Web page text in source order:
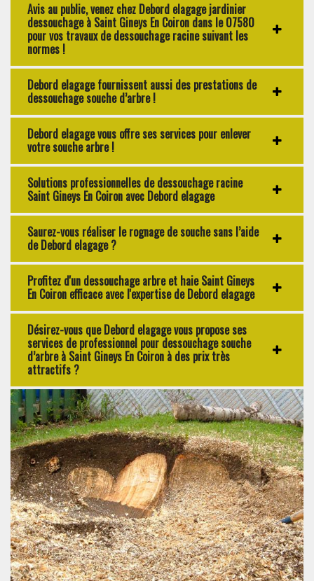
Avis au public, venez chez Debord elagage jardinier
dessouchage à Saint Gineys En Coiron dans le 07580
pour vos travaux de dessouchage racine suivant les
normes !
Debord elagage fournissent aussi des prestations de
dessouchage souche d’arbre !
Debord elagage vous offre ses services pour enlever
votre souche arbre !
Solutions professionnelles de dessouchage racine
Saint Gineys En Coiron avec Debord elagage
Saurez-vous réaliser le rognage de souche sans l’aide
de Debord elagage ?
Profitez d'un dessouchage arbre et haie Saint Gineys
En Coiron efficace avec l'expertise de Debord elagage
Désirez-vous que Debord elagage vous propose ses
services de professionnel pour dessouchage souche
d’arbre à Saint Gineys En Coiron à des prix très
attractifs ?